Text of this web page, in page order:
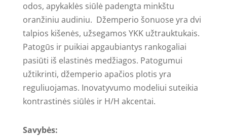
odos, apykaklės siūlė padengta minkštu
oranžiniu audiniu. Džemperio šonuose yra dvi
talpios kišenės, užsegamos YKK užtrauktukais.
Patogūs ir puikiai apgaubiantys rankogaliai
pasiūti iš elastinės medžiagos. Patogumui
užtikrinti, džemperio apačios plotis yra
reguliuojamas. Inovatyvumo modeliui suteikia
kontrastinės siūlės ir H/H akcentai.
Savybės: